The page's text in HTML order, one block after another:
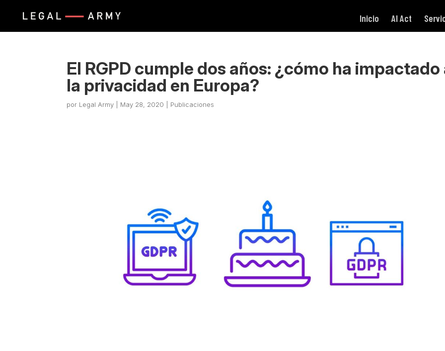
Inicio AI Act
El RGPD cumple dos años: ¿cómo ha impactado
la privacidad en Europa?
por Legal Army May 28, 2020 Publicaciones